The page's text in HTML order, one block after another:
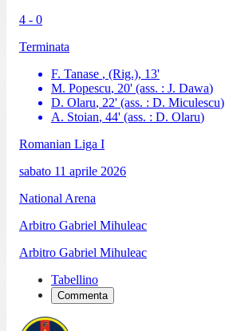
4 - 0
Terminata
F. Tanase , (Rig.), 13'
M. Popescu, 20' (ass. : J. Dawa)
D. Olaru, 22' (ass. : D. Miculescu)
A. Stoian, 44' (ass. : D. Olaru)
Romanian Liga I
sabato 11 aprile 2026
National Arena
Arbitro Gabriel Mihuleac
Arbitro Gabriel Mihuleac
Tabellino
Commenta